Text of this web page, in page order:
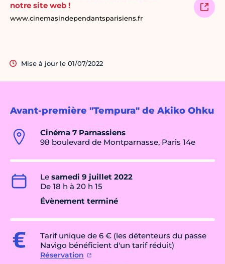
Avant-première "Tempura" de Akiko Ohku
Cinéma 7 Parnassiens
98 boulevard de Montparnasse, Paris 14e
Le samedi 9 juillet 2022
De 18 h à 20 h 15
Évènement terminé
Tarif unique de 6 € (les détenteurs du passe
Navigo bénéficient d'un tarif réduit)
Réservation
notre site web !
www.cinemasindependantsparisiens.fr
Mise à jour le 01/07/2022